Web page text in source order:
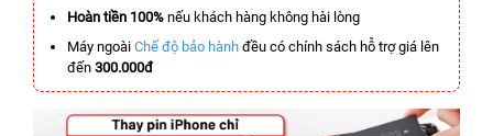
Hoàn tiền 100% nếu khách hàng không hài lòng
Máy ngoài Chế độ bảo hành đều có chính sách hỗ trợ giá lên
đến 300.000đ